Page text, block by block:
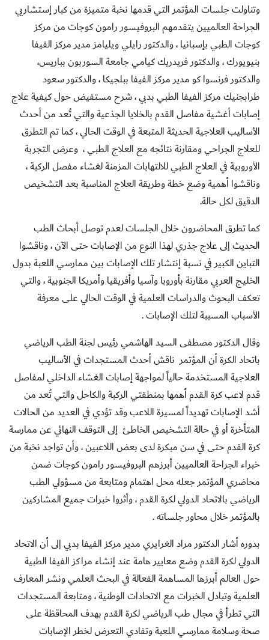
وتناولت جلسات المؤتمر التي قدمها نخبة متميزة من كبار إستشاريي
الجراحة العالميين يتقدمهم البروفيسور رامون كوجات من مركز
كوجات الطبي بإسبانيا ، والدكتور رايلي ويليامز مدير مركز الفيفا
بنيويورك ، والدكتور فريدريك كيامي جامعة السوربون بباريس،
والدكتور فرنسوا كو مدير مركز الفيفا ببلجيكا ، والدكتور سعود
طرابجنيك مركز الفيفا الطبي بدبي ، شرح مستفيض حول كيفية علاج
إصابات أغشية مفاصل القدم بالخلايا الجذعية والتي تُعد من أحدث
الأساليب العلاجية الحديثة المتبعة في الوقت الحالي ، كما تم التطرق
للعلاج الجراحي ومقارنة نتائجه مع العلاج الطبي ، وعرض التجربة
الأوروبية في العلاج الطبي للالتهابات المزمنة لغشاء مفصل الركبة ،
وناقشوا أهمية وضع خطة وطريقة العلاج المناسبة بعد التشخيص
الدقيق لكل حالة.
كما تطرق المحاضرون خلال الجلسات لعدم توصل أبحاث الطب
الحديث إلى علاج جذري لهذا النوع من الإصابات حتى الآن ، وناقشوا
التباين الكبير في نسبة إنتشار تلك الإصابات بين ممارسي اللعبة بدول
الخليج العربي مقارنة بأوروبا وآسيا وأفريقيا وأمريكا الجنوبية ، والتي
تعكف البحوث والدراسات العلمية في الوقت الحالي على معرفة
الأسباب المسببة لتلك الإصابات .
وقال الدكتور مصطفى السيد الهاشمي رئيس لجنة الطب الرياضي
باتحاد الكرة أن المؤتمر ناقش أحدث المستجدات في الأساليب
العلاجية المستخدمة حالياً لمواجهة إصابات الغشاء الداخلي لمفاصل
قدم لاعب كرة القدم أهمها بمنطقتي الركبة والكاحل والتي تُعد من
أشد الإصابات تهديداً لمسيرة اللاعب وقد تؤدي في العديد من الحالات
المتأخرة أو في حالة التشخيص الخاطئ إلى التوقف النهائي عن ممارسة
كرة القدم حتى في سن مبكرة لدى بعض اللاعبين ، وأن تواجد نخبة من
خبراء الجراحة العالميين أبرزهم البروفيسور رامون كوجات ضمن
محاضري المؤتمر جعله محل اهتمام ومتابعة من مسؤولي الطب
الرياضي بالاتحاد الدولي لكرة القدم ، وأثروا خبرات جميع المشاركين
بالمؤتمر خلال محاور جلساته .
بدوره أشار الدكتور مراد الغرايري مدير مركز الفيفا بدبي إلى أن الاتحاد
الدولي لكرة القدم وضع معايير هامة عند إنشاء مراكز الفيفا الطبية
حول العالم أبرزها المساهمة الفعالة في البحث العلمي ونشر المعارف
العلمية وتبادل الخبرات مع الاتحادات الوطنية ، ومتابعة المستجدات
التي تطرأ في مجال طب الرياضي لكرة القدم بهدف المحاقظة على
صحة وسلامة ممارسي اللعبة وتفادي التعرض لخطر الإصابات